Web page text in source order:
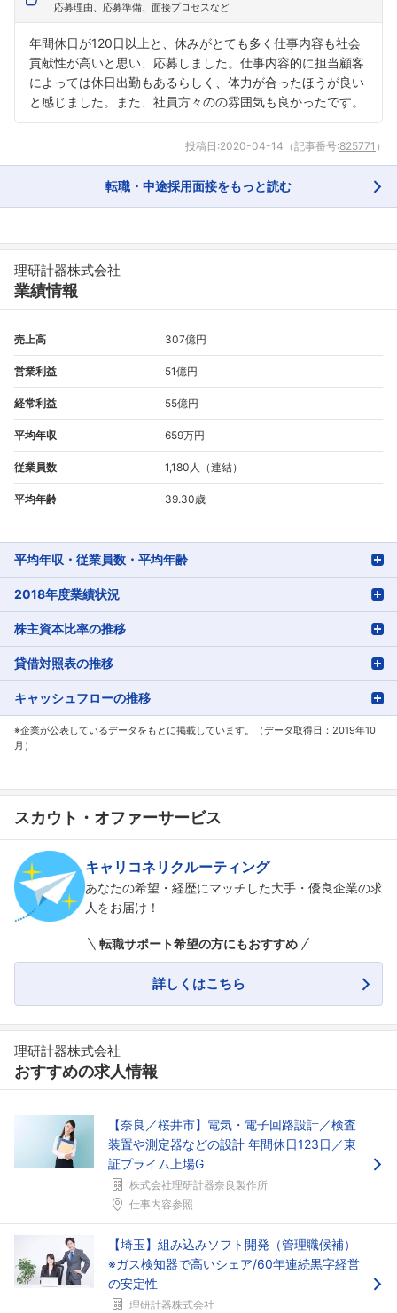
フォローしました
こちらの企業もフォローしませんか？
応募理由、応募準備、面接プロセスなど
年間休日が120日以上と、休みがとても多く仕事内容も社会
貢献性が高いと思い、応募しました。仕事内容的に担当顧客
によっては休日出勤もあるらしく、体力が合ったほうが良い
と感じました。また、社員方々のの雰囲気も良かったです。
投稿日:2020-04-14 （記事番号:825771 ）
転職・中途採用面接をもっと読む
理研計器株式会社
業績情報
売上高 307億円
営業利益 51億円
経常利益 55億円
平均年収 659万円
従業員数 1,180人（連結）
平均年齢 39.30歳
平均年収・従業員数・平均年齢
2018年度業績状況
株主資本比率の推移
貸借対照表の推移
キャッシュフローの推移
※企業が公表しているデータをもとに掲載しています。（データ取得日：2019年10
月）
スカウト・オファーサービス
キャリコネリクルーティング
あなたの希望・経歴にマッチした大手・優良企業の求
人をお届け！
転職サポート希望の方にもおすすめ
詳しくはこちら
理研計器株式会社
おすすめの求人情報
【奈良／桜井市】電気・電子回路設計／検査
装置や測定器などの設計 年間休日123日／東
証プライム上場G
株式会社理研計器奈良製作所
仕事内容参照
【埼玉】組み込みソフト開発（管理職候補）
※ガス検知器で高いシェア/60年連続黒字経営
の安定性
理研計器株式会社